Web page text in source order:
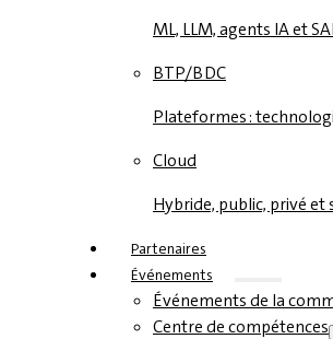
ML, LLM, agents IA et
BTP/BDC
Plateformes :
Cloud
Hybride, public, privé et
Partenaires
Événements
Événements de la
Centre de compétences